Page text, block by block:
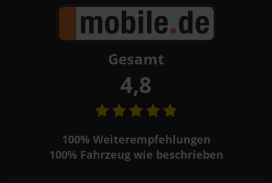
Gesamt
4,8
100%Weiterempfehlungen
100%Fahrzeug wie beschrieben